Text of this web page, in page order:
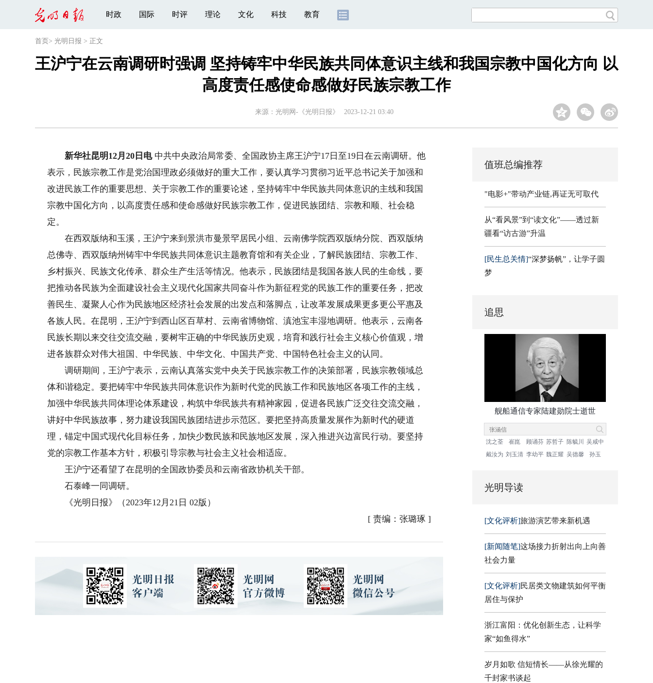
时政 国际 时评 理论 文化 科技 教育
首页 > 光明日报 > 正文
王沪宁在云南调研时强调 坚持铸牢中华民族共同体意识主线和我国宗教中国化方向 以
高度责任感使命感做好民族宗教工作
来源： 光明网-《光明日报》 2023-12-21 03:40
新华社昆明12月20日电中共中央政治局常委、全国政协主席王沪宁17日至19日在云南调研。他
表示，民族宗教工作是党治国理政必须做好的重大工作，要认真学习贯彻习近平总书记关于加强和
改进民族工作的重要思想、关于宗教工作的重要论述，坚持铸牢中华民族共同体意识的主线和我国
宗教中国化方向，以高度责任感和使命感做好民族宗教工作，促进民族团结、宗教和顺、社会稳
定。
在西双版纳和玉溪，王沪宁来到景洪市曼景罕居民小组、云南佛学院西双版纳分院、西双版纳
总佛寺、西双版纳州铸牢中华民族共同体意识主题教育馆和有关企业，了解民族团结、宗教工作、
乡村振兴、民族文化传承、群众生产生活等情况。他表示，民族团结是我国各族人民的生命线，要
把推动各民族为全面建设社会主义现代化国家共同奋斗作为新征程党的民族工作的重要任务，把改
善民生、凝聚人心作为民族地区经济社会发展的出发点和落脚点，让改革发展成果更多更公平惠及
各族人民。在昆明，王沪宁到西山区百草村、云南省博物馆、滇池宝丰湿地调研。他表示，云南各
民族长期以来交往交流交融，要树牢正确的中华民族历史观，培育和践行社会主义核心价值观，增
进各族群众对伟大祖国、中华民族、中华文化、中国共产党、中国特色社会主义的认同。
调研期间，王沪宁表示，云南认真落实党中央关于民族宗教工作的决策部署，民族宗教领域总
体和谐稳定。要把铸牢中华民族共同体意识作为新时代党的民族工作和民族地区各项工作的主线，
加强中华民族共同体理论体系建设，构筑中华民族共有精神家园，促进各民族广泛交往交流交融，
讲好中华民族故事，努力建设我国民族团结进步示范区。要把坚持高质量发展作为新时代的硬道
理，锚定中国式现代化目标任务，加快少数民族和民族地区发展，深入推进兴边富民行动。要坚持
党的宗教工作基本方针，积极引导宗教与社会主义社会相适应。
王沪宁还看望了在昆明的全国政协委员和云南省政协机关干部。
石泰峰一同调研。
《光明日报》（2023年12月21日 02版）
[ 责编：张璐琢]
值班总编推荐
"电影+"带动产业链,再证无可取代
从“看风景”到“读文化”——透过新
疆看“访古游”升温
[民生总关情]“深梦扬帆”，让学子圆
梦
追思
舰船通信专家陆建勋院士逝世
沈之荃 崔崑 顾诵芬 苏哲子 陈毓川
吴咸中
戴汝为 刘玉清 李幼平 魏正耀 吴德馨 孙玉
光明导读
[文化评析]旅游演艺带来新机遇
[新闻随笔]这场接力折射出向上向善
社会力量
[文化评析]民居类文物建筑如何平衡
居住与保护
浙江富阳：优化创新生态，让科学
家“如鱼得水”
岁月如歌 信短情长——从徐光耀的
千封家书谈起